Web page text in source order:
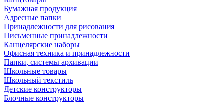
Бумажная продукция
Адресные папки
Принадлежности для рисования
Письменные принадлежности
Канцелярские наборы
Офисная техника и принадлежности
Папки, системы архивации
Школьные товары
Школьный текстиль
Детские конструкторы
Блочные конструкторы